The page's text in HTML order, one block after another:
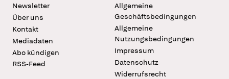
Newsletter
Über uns
Kontakt
Mediadaten
Abo kündigen
RSS-Feed
Allgemeine
Geschäftsbedingungen
Allgemeine
Nutzungsbedingungen
Impressum
Datenschutz
Widerrufsrecht